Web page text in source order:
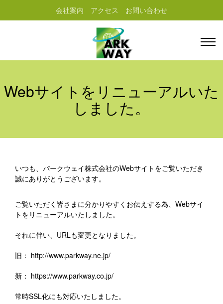
会社案内 アクセス お問い合わせ
Webサイトをリニューアルいた
しました。
いつも、パークウェイ株式会社のWebサイトをご覧いただき
誠にありがとうございます。
ご覧いただく皆さまに分かりやすくお伝えする為、Webサイ
トをリニューアルいたしました。
それに伴い、URLも変更となりました。
旧： http://www.parkway.ne.jp/
新： https://www.parkway.co.jp/
常時SSL化にも対応いたしました。